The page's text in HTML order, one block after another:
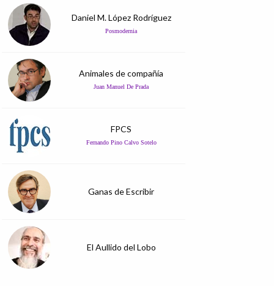
Daniel M. López Rodríguez
Posmodernia
Animales de compañía
Juan Manuel De Prada
FPCS
Fernando Pino Calvo Sotelo
Ganas de Escribir
El Aullido del Lobo